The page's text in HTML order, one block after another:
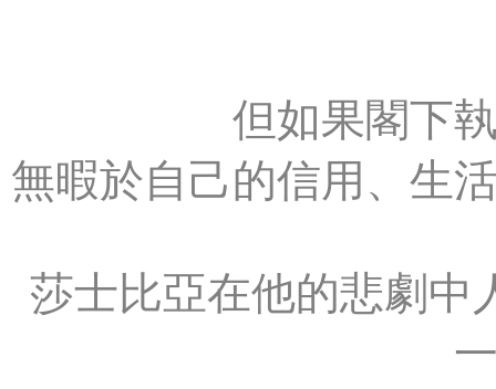
但如果閣下
無暇於自己的信用、生
莎士比亞在他的悲劇中